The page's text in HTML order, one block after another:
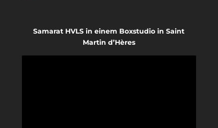
Samarat HVLS in einem Boxstudio in Saint
Martin d’Hères